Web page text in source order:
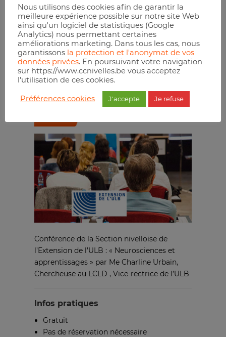
l’Hôtel de Ville
Place Albert
1er, 2
Nivelles, 1400
Belgium
+ Google Map
Nivelles
Téléphone :
0495/67.81.31
E-mail :
alain.wilkin@gmail.com
Site :
https://extension.ulb.be
Conférence de la Section nivelloise de
l’Extension de l’ULB : « Neurosciences et
apprentissages » par Me Charline Urbain,
Chercheuse au LCLD , Vice-rectrice de l’ULB
Infos pratiques
Gratuit
Pas de réservation nécessaire
Nous utilisons des cookies afin de garantir la
meilleure expérience possible sur notre site Web
ainsi qu'un logiciel de statistiques (Google
Analytics) nous permettant certaines
améliorations marketing. Dans tous les cas, nous
garantissons la protection et l'anonymat de vos
données privées. En poursuivant votre navigation
sur https://www.ccnivelles.be vous acceptez
l'utilisation de ces cookies.
Préférences cookies J'accepte Je refuse